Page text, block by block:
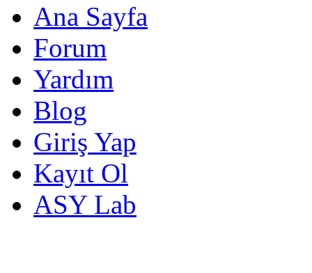
Ana Sayfa
Forum
Yardım
Blog
Giriş Yap
Kayıt Ol
ASY Lab